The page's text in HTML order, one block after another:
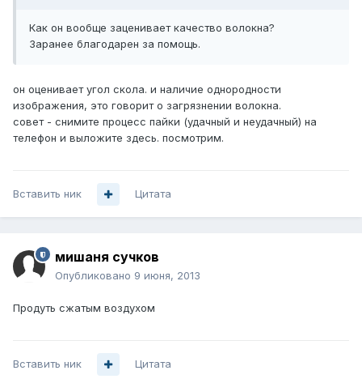
Как он вообще заценивает качество волокна?
Заранее благодарен за помощь.
он оценивает угол скола. и наличие однородности
изображения, это говорит о загрязнении волокна.
совет - снимите процесс пайки (удачный и неудачный) на
телефон и выложите здесь. посмотрим.
Вставить ник Цитата
мишаня сучков
Опубликовано 9 июня, 2013
Продуть сжатым воздухом
Вставить ник Цитата